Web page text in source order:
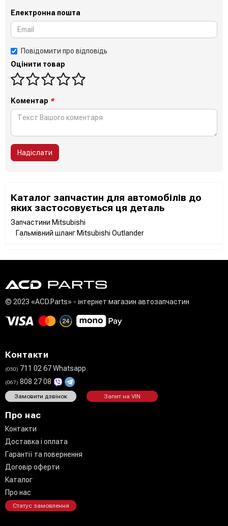
Електронна пошта
Повідомити про відповідь
Оцінити товар
Коментар *
Надіслати
Каталог запчастин для автомобілів до
яких застосовується ця деталь
Запчастини Mitsubishi
Гальмівний шланг Mitsubishi Outlander
© 2023 «ACD.Parts» - інтернет магазин автозапчастин
Контакти
(050) 711 02 67 Whatsapp
(067) 808 27 08
Замовити дзвінок Запит на VIN
Про нас
Контакти
Доставка і оплата
Гарантії та повернення
Договір оферти
Каталог
Про нас
Статус замовлення